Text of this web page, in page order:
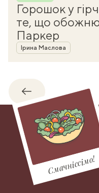
Горошок у
те, що
Паркер
Автор
Ірина Маслова
Назад
Смачніссімо!